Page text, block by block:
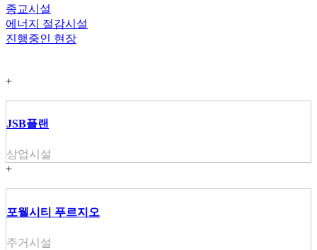
종교시설
에너지 절감시설
진행중인 현장
+
JSB플랜
상업시설
+
포웰시티 푸르지오
주거시설